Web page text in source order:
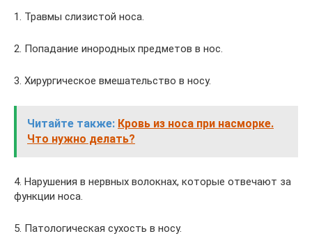
1. Травмы слизистой носа.
2. Попадание инородных предметов в нос.
3. Хирургическое вмешательство в носу.
Читайте также: Кровь из носа при насморке.
Что нужно делать?
4. Нарушения в нервных волокнах, которые отвечают за
функции носа.
5. Патологическая сухость в носу.